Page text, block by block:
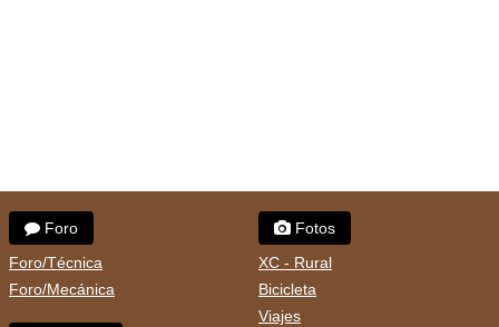
Foro
Foro/Técnica
Foro/Mecánica
Fotos
XC - Rural
Bicicleta
Viajes